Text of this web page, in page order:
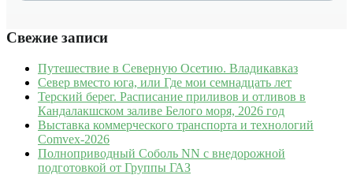
Свежие записи
Путешествие в Северную Осетию. Владикавказ
Север вместо юга, или Где мои семнадцать лет
Терский берег. Расписание приливов и отливов в
Кандалакшском заливе Белого моря, 2026 год
Выставка коммерческого транспорта и технологий
Comvex-2026
Полноприводный Соболь NN с внедорожной
подготовкой от Группы ГАЗ